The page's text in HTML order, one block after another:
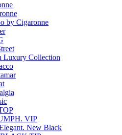
by Cigaronne
Luxury Collection
VIP
New Black